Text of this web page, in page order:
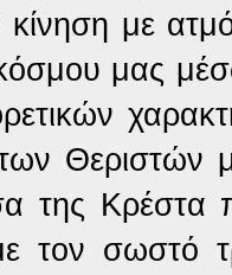
με
μας
Θεριστών
της
τον σωστό